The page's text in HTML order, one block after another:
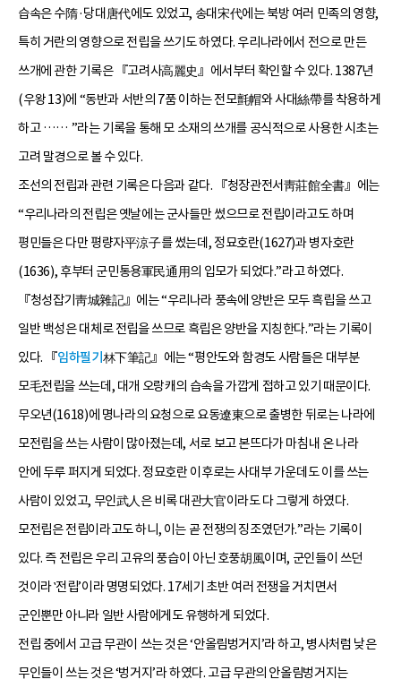
습속은 수隋·당대唐代에도 있었고, 송대宋代에는 북방 여러 민족의 영향,
특히 거란의 영향으로 전립을 쓰기도 하였다. 우리나라에서 전으로 만든
쓰개에 관한 기록은 『고려사高麗史』에서부터 확인할 수 있다. 1387년
(우왕 13)에 “동반과 서반의 7품 이하는 전모氈帽와 사대絲帶를 착용하게
하고 …… ”라는 기록을 통해 모 소재의 쓰개를 공식적으로 사용한 시초는
고려 말경으로 볼 수 있다.
조선의 전립과 관련 기록은 다음과 같다. 『청장관전서靑莊館全書』에는
“우리나라의 전립은 옛날에는 군사들만 썼으므로 전립이라고도 하며
평민들은 다만 평량자平涼子를 썼는데, 정묘호란(1627)과 병자호란
(1636), 후부터 군민통용軍民通用의 입모가 되었다.”라고 하였다.
『청성잡기靑城雜記』에는 “우리나라 풍속에 양반은 모두 흑립을 쓰고
일반 백성은 대체로 전립을 쓰므로 흑립은 양반을 지칭한다.”라는 기록이
있다. 『임하필기 林下筆記』에는 “평안도와 함경도 사람들은 대부분
모毛전립을 쓰는데, 대개 오랑캐의 습속을 가깝게 접하고 있기 때문이다.
무오년(1618)에 명나라의 요청으로 요동遼東으로 출병한 뒤로는 나라에
모전립을 쓰는 사람이 많아졌는데, 서로 보고 본뜨다가 마침내 온 나라
안에 두루 퍼지게 되었다. 정묘호란 이후로는 사대부 가운데도 이를 쓰는
사람이 있었고, 무인武人은 비록 대관大官이라도 다 그렇게 하였다.
모전립은 전립이라고도 하니, 이는 곧 전쟁의 징조였던가.”라는 기록이
있다. 즉 전립은 우리 고유의 풍습이 아닌 호풍胡風이며, 군인들이 쓰던
것이라 ‛전립’이라 명명되었다. 17세기 초반 여러 전쟁을 거치면서
군인뿐만 아니라 일반 사람에게도 유행하게 되었다.
전립 중에서 고급 무관이 쓰는 것은 ‘안올림벙거지’라 하고, 병사처럼 낮은
무인들이 쓰는 것은 ‘벙거지’라 하였다. 고급 무관의 안올림벙거지는